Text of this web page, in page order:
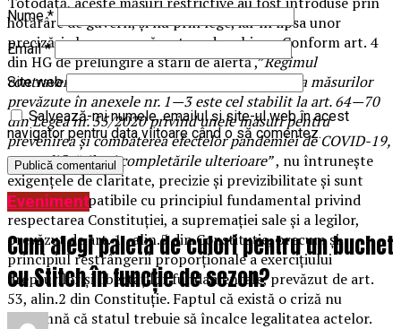
hotărâre de guvern, și nu prin lege, iar în lipsa unor
precizări clare, creează o stare de echivoc. Conform art. 4
din HG de prelungire a stării de alertă ,”Regimul
contravențional aplicabil pentru nerespectarea măsurilor
prevăzute în anexele nr. 1—3 este cel stabilit la art. 64—70
din Legea nr. 55/2020 privind unele măsuri pentru
prevenirea și combaterea efectelor pandemiei de COVID-19,
cu modificările și completările ulterioare”, nu întrunește
exigenţele de claritate, precizie şi previzibilitate şi sunt
astfel incompatibile cu principiul fundamental privind
respectarea Constituţiei, a supremaţiei sale şi a legilor,
prevăzut de art. 1, alin.5 din Constituţie, precum și
principiul restrângerii proporționale a exercițiului
drepturilor și libertăților fundamentale, prevăzut de art.
53, alin.2 din Constituție. Faptul că există o criză nu
înseamnă că statul trebuie să încalce legalitatea actelor.
Nume*
Email*
Site web
Salvează-mi numele, emailul și site-ul web în acest
navigator pentru data viitoare când o să comentez.
Eveniment
Cum alegi paleta de culori pentru un buchet
cu Stitch în funcție de sezon?